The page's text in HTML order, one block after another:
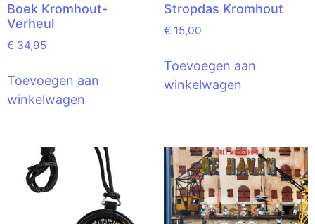
Boek Kromhout-
Verheul
€ 34,95
Toevoegen aan
winkelwagen
Stropdas Kromhout
€ 15,00
Toevoegen aan
winkelwagen